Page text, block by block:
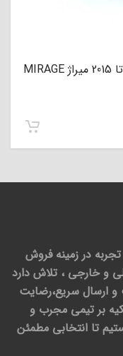
تجربه در زمینه فروش
و خارجی ، تلاش دارد
و ارسال سریع،رضایت
بر تیمی مجرب و
تا انتخابی مطمئن